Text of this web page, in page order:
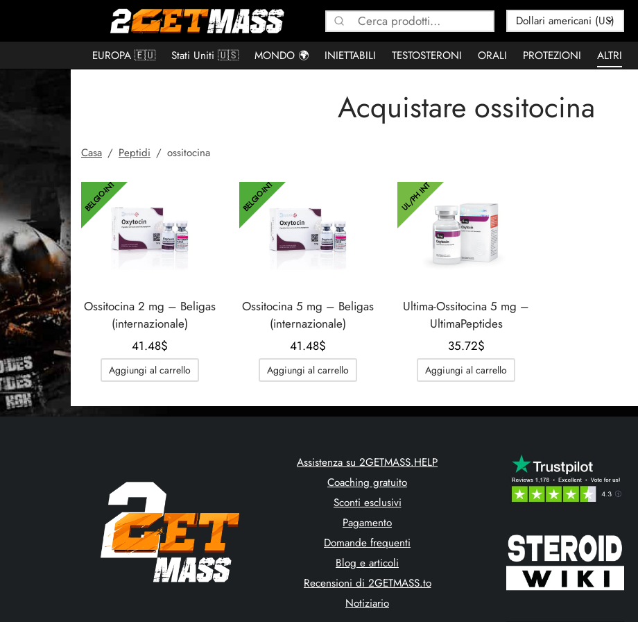
Cerca:
EUROPA 🇪🇺 Stati Uniti 🇺🇸 MONDO 🌍 INIETTABILI TESTOSTERONI ORALI PROTEZIONI ALTRI
Acquistare ossitocina
Casa / Peptidi / ossitocina
BELGIO-INT
Ossitocina 2 mg – Beligas
(internazionale)
41.48$
Aggiungi al carrello
BELGIO-INT
Ossitocina 5 mg – Beligas
(internazionale)
41.48$
Aggiungi al carrello
UL/PH INT
Ultima-Ossitocina 5 mg –
UltimaPeptides
35.72$
Aggiungi al carrello
Assistenza su 2GETMASS.HELP
Coaching gratuito
Sconti esclusivi
Pagamento
Domande frequenti
Blog e articoli
Recensioni di 2GETMASS.to
Notiziario